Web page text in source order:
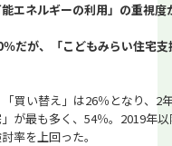
エネルギーの利用」の重視
％だが、「こどもみらい住宅
買い替え」は26％となり、2
が最も多く、54％。2019年
率を上回った。